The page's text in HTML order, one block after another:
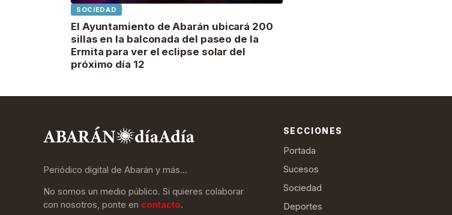
SOCIEDAD
El Ayuntamiento de Abarán ubicará 200
sillas en la balconada del paseo de la
Ermita para ver el eclipse solar del
próximo día 12
Periódico digital de Abarán y más…
No somos un medio público. Si quieres colaborar
con nosotros, ponte en contacto.
SECCIONES
Portada
Sucesos
Sociedad
Deportes